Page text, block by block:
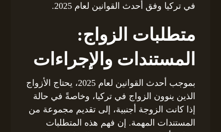
في تركيا وفق أحدث القوانين لعام 2025.
متطلبات الزواج:
المستندات والإجراءات
بموجب أحدث القوانين لعام 2025، يحتاج الأزواج
الذين ينوون الزواج في تركيا، وخاصةً في حالة
إذا كانت الزوجة أجنبية، إلى تقديم مجموعة من
المستندات المهمة. إن فهم هذه المتطلبات